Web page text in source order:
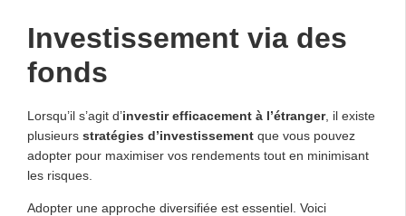
Investissement via des
fonds
Lorsqu’il s’agit d’investir efficacement à l’étranger, il existe
plusieurs stratégies d’investissement que vous pouvez
adopter pour maximiser vos rendements tout en minimisant
les risques.
Adopter une approche diversifiée est essentiel. Voici